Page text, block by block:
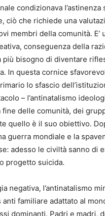
condizionava
ciò che richiede una
membri della comunità.
conseguenza della
più bisogno di diventare
In questa cornice
lo sfascio
– l’antinatalismo
fine delle comunità, dei
quello è il suo obiettivo.
guerra mondiale e la
adesso le civiltà sanno di
progetto suicida.
negativa, l’antinatalismo
anti familiare adattato al
dominanti. Padri e madri,